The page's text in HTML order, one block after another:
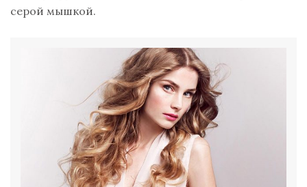
серой мышкой.